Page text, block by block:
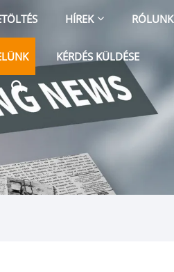
HÍREK RÓLUNK
KÉRDÉS KÜLDÉSE